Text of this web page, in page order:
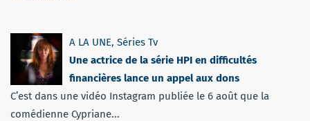
A LA UNE, Séries Tv
Une actrice de la série HPI en difficultés
financières lance un appel aux dons
C’est dans une vidéo Instagram publiée le 6 août que la
comédienne Cypriane...